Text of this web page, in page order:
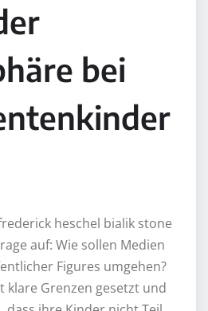
bei
heschel bialik stone
auf: Wie sollen Medien
Figures umgehen?
klare Grenzen gesetzt und